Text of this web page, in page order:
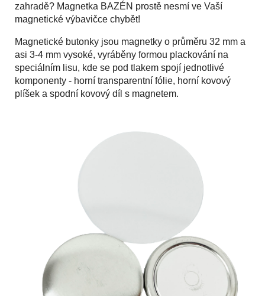
zahradě? Magnetka BAZÉN prostě nesmí ve Vaší
magnetické výbavičce chybět!
Magnetické butonky jsou magnetky o průměru 32 mm a
asi 3-4 mm vysoké, vyráběny formou plackování na
speciálním lisu, kde se pod tlakem spojí jednotlivé
komponenty - horní transparentní fólie, horní kovový
plíšek a spodní kovový díl s magnetem.